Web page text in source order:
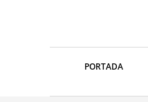
PORTADA